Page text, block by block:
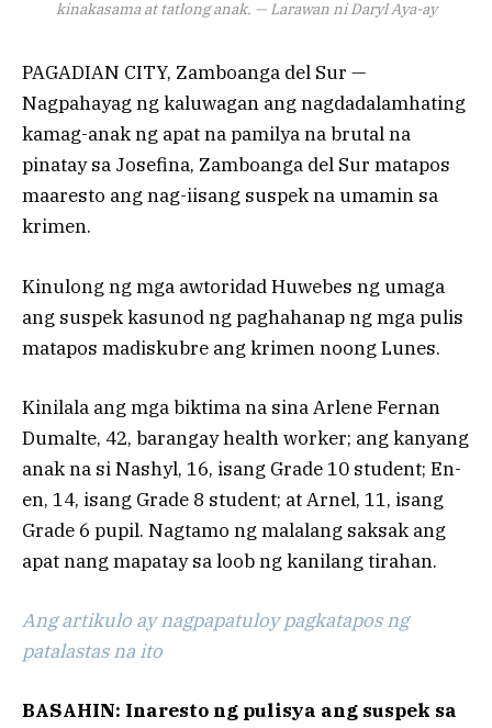
kinakasama at tatlong anak. — Larawan ni Daryl Aya-ay
PAGADIAN CITY, Zamboanga del Sur —
Nagpahayag ng kaluwagan ang nagdadalamhating
kamag-anak ng apat na pamilya na brutal na
pinatay sa Josefina, Zamboanga del Sur matapos
maaresto ang nag-iisang suspek na umamin sa
krimen.
Kinulong ng mga awtoridad Huwebes ng umaga
ang suspek kasunod ng paghahanap ng mga pulis
matapos madiskubre ang krimen noong Lunes.
Kinilala ang mga biktima na sina Arlene Fernan
Dumalte, 42, barangay health worker; ang kanyang
anak na si Nashyl, 16, isang Grade 10 student; En-
en, 14, isang Grade 8 student; at Arnel, 11, isang
Grade 6 pupil. Nagtamo ng malalang saksak ang
apat nang mapatay sa loob ng kanilang tirahan.
Ang artikulo ay nagpapatuloy pagkatapos ng
patalastas na ito
BASAHIN: Inaresto ng pulisya ang suspek sa